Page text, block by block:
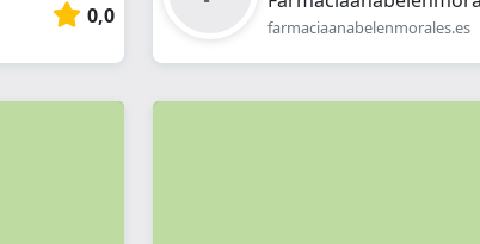
0,0 farmaciaanabelenmorales.es